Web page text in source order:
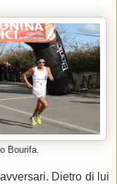
Bourifa.
Dietro di lui